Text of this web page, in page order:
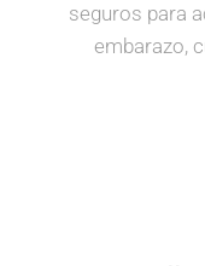
seguros para
embarazo,